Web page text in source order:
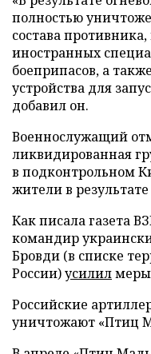
полностью
состава
иностранных
боеприпасов, а
устройства для
добавил он.
Военнослужащий
ликвидированная
в подконтрольном
жители в
Как писала газета
командир
Бровди (в списке
России)усилилмеры
Российские
уничтожают «Птиц